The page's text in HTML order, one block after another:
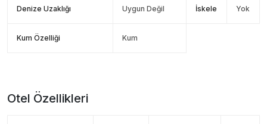
Denize Uzaklığı Uygun Değil İskele Yok
Kum Özelliği Kum
Otel Özellikleri